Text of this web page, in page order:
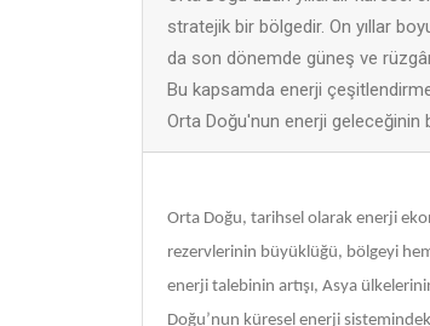
stratejik bir bölgedir. On yıllar
da son dönemde güneş ve rüzgâr
Bu kapsamda enerji
Orta Doğu'nun enerji geleceğinin
Orta Doğu, tarihsel olarak enerji
rezervlerinin büyüklüğü, bölgeyi
enerji talebinin artışı, Asya
Doğu’nun küresel enerji